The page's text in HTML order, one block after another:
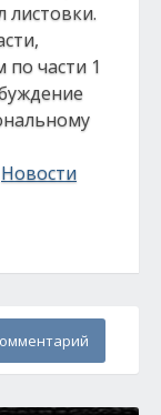
листовки.
части 1
Новости